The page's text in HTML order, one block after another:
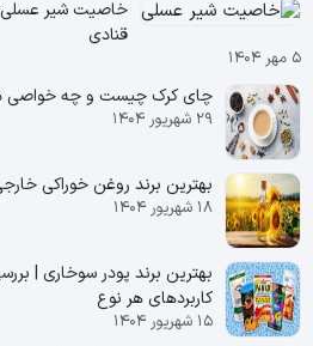
خاصیت شیر عسلی؛
قنادی
۵ مهر ۱۴۰۴
چای کرک چیست و چه خواصی
۲۹ شهریور ۱۴۰۴
بهترین برند روغن خوراکی
۱۸ شهریور ۱۴۰۴
بهترین برند پودر سوخاری |
کاربردهای هر نوع
۱۵ شهریور ۱۴۰۴